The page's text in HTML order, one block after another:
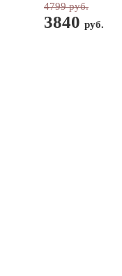
4799 руб.
3840 руб.